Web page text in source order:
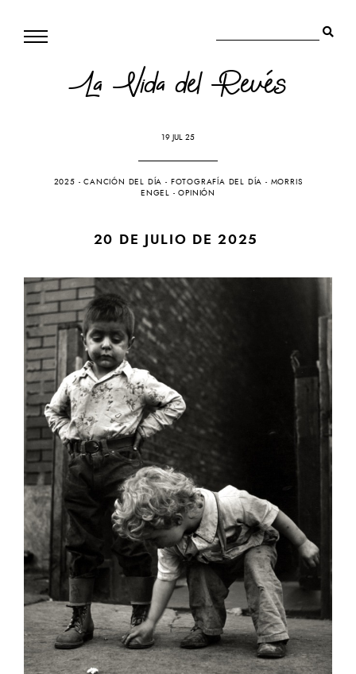
La Vida del Revés
19 JUL 25
2025 -CANCIÓN DEL DÍA - FOTOGRAFÍA DEL DÍA - MORRIS
ENGEL -OPINIÓN
20 DE JULIO DE 2025